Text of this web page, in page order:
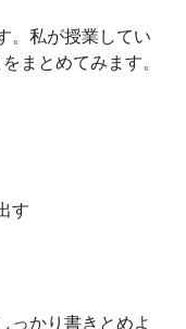
。私が授業してい
まとめてみます。
す
っかり書きとめよ